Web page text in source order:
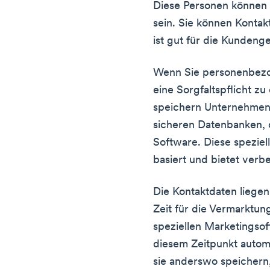
Diese Personen
sein. Sie können
ist gut für die
Wenn Sie
eine Sorgfaltspflicht zu
speichern
sicheren
Software. Diese
basiert und bietet
Die Kontaktdaten
Zeit für die
speziellen
diesem Zeitpunkt
sie anderswo